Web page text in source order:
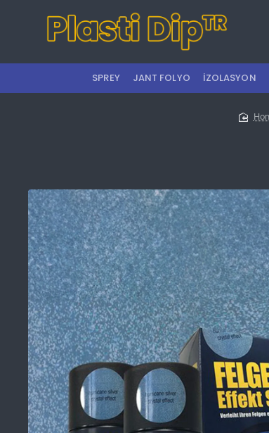
SPREY JANT FOLYO İZOLASYON